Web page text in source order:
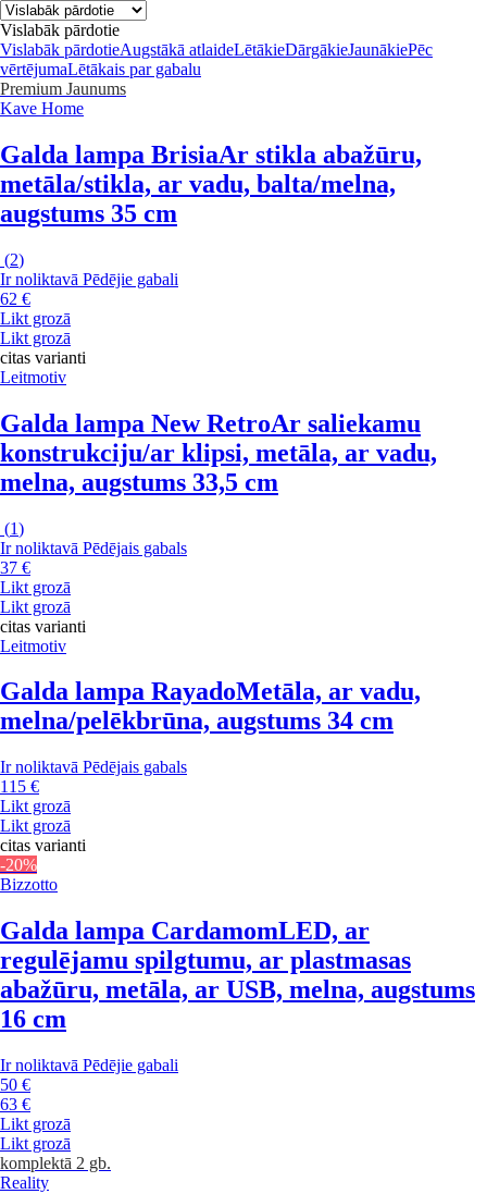
Vislabāk pārdotie
Vislabāk pārdotieAugstākā atlaideLētākieDārgākieJaunākiePēc
vērtējumaLētākais par gabalu
Premium Jaunums
Kave Home
Galda lampa BrisiaAr stikla abažūru,
metāla/stikla, ar vadu, balta/melna,
augstums 35 cm
(2)
Ir noliktavā Pēdējie gabali
62 €
Likt grozā
Likt grozā
citas varianti
Leitmotiv
Galda lampa New RetroAr saliekamu
konstrukciju/ar klipsi, metāla, ar vadu,
melna, augstums 33,5 cm
(1)
Ir noliktavā Pēdējais gabals
37 €
Likt grozā
Likt grozā
citas varianti
Leitmotiv
Galda lampa RayadoMetāla, ar vadu,
melna/pelēkbrūna, augstums 34 cm
Ir noliktavā Pēdējais gabals
115 €
Likt grozā
Likt grozā
citas varianti
-20%
Bizzotto
Galda lampa CardamomLED, ar
regulējamu spilgtumu, ar plastmasas
abažūru, metāla, ar USB, melna, augstums
16 cm
Ir noliktavā Pēdējie gabali
50 €
63 €
Likt grozā
Likt grozā
komplektā 2 gb.
Reality